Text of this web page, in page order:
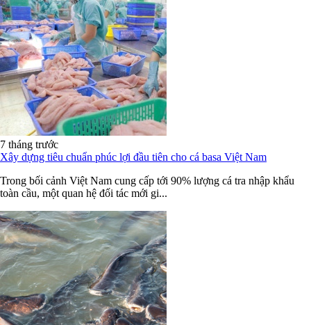
7 tháng trước
Xây dựng tiêu chuẩn phúc lợi đầu tiên cho cá basa Việt Nam
Trong bối cảnh Việt Nam cung cấp tới 90% lượng cá tra nhập khẩu
toàn cầu, một quan hệ đối tác mới gi...